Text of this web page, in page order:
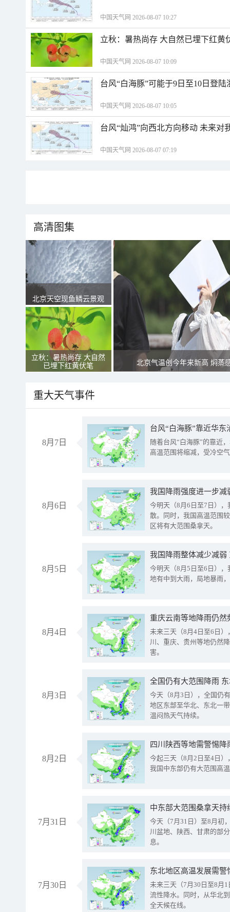
中国天气网 2026-08-07 10:27
立秋：暑热尚存 大自然已埋下红黄
中国天气网 2026-08-07 10:09
台风“白海豚”可能于9日至10日登陆
中国天气网 2026-08-07 10:05
台风“灿鸿”向西北方向移动 未来对
中国天气网 2026-08-07 07:19
高清图集
北京天空现鱼鳞云景观
立秋：暑热尚存 大自然
已埋下红黄伏笔
北京气温创今年来新高 焖蒸
重大天气事件
8月7日
台风“白海豚”靠近华
随着台风“白海豚”的靠近
高温范围将缩减，受冷空
8月6日
今明天（8月6日至7日）
散。同时，我国高温范围
区将有大范围桑拿天。
8月5日
我国降雨整体减少减弱
今明天（8月5日至6日）
地有中到大雨，局地暴雨
8月4日
重庆云南等地降雨仍然
未来三天（8月4日至6日
川、重庆、贵州等地仍然
害。
8月3日
全国仍有大范围降雨
今天（8月3日），全国仍
地区东部至华北、东北一
温闷热天气持续。
8月2日
今起三天（8月2日至4日
我国中东部仍有大范围高
7月31日
中东部大范围桑拿天
今天（7月31日）至8月初
川盆地、陕西、甘肃的部
息。
7月30日
东北地区高温发展需
未来三天（7月30日至8月
流性降水。同时，从华北
全天候在线。